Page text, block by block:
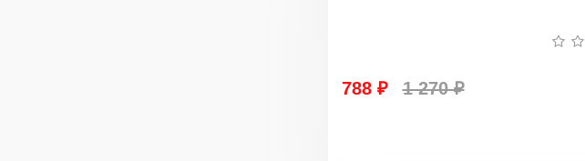
788 ₽ 1 270 ₽